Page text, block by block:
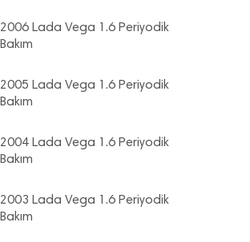
2006 Lada Vega 1.6 Periyodik
Bakım
2005 Lada Vega 1.6 Periyodik
Bakım
2004 Lada Vega 1.6 Periyodik
Bakım
2003 Lada Vega 1.6 Periyodik
Bakım